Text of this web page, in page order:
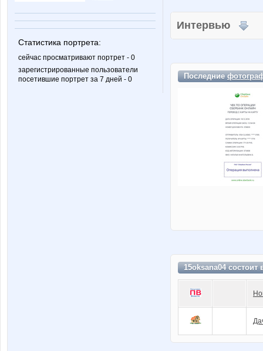
Статистика портрета:
сейчас просматривают портрет - 0
зарегистрированные пользователи
посетившие портрет за 7 дней - 0
Интервью
Последние
15oksana04 состоит